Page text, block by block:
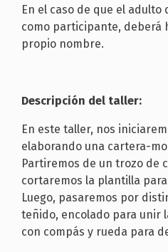
En el caso de que el
como participante, deberá
propio nombre.
Descripción del taller:
En este taller, nos
elaborando una cartera-
Partiremos de un trozo de
cortaremos la plantilla
Luego, pasaremos por
teñido, encolado para unir
con compás y rueda para